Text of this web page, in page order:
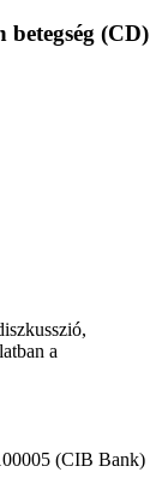
(CD)
a
(CIB Bank)